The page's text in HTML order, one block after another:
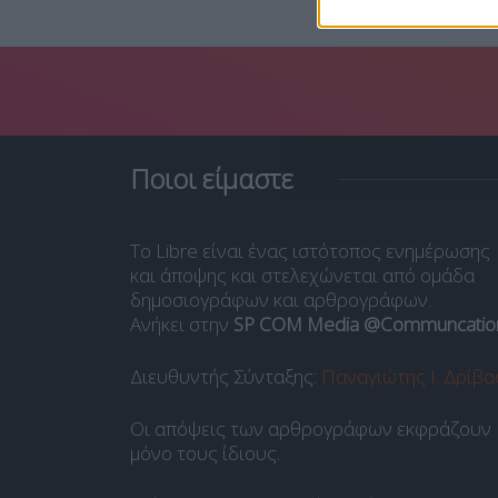
Ποιοι είμαστε
Το Libre είναι ένας ιστότοπος ενημέρωσης
και άποψης και στελεχώνεται από ομάδα
δημοσιογράφων και αρθρογράφων.
Ανήκει στην SP COM Media
Διευθυντής Σύνταξης: Παναγιώτης Ι.
Οι απόψεις των αρθρογράφων εκφράζουν
μόνο τους ίδιους.